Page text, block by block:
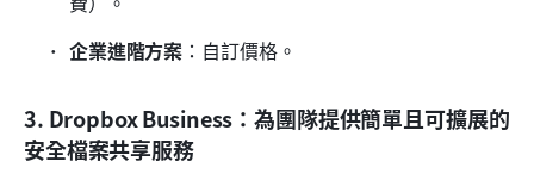
企業進階方案 ：自訂價格。
3. Dropbox Business：為團隊提供簡單且可擴展的
安全檔案共享服務